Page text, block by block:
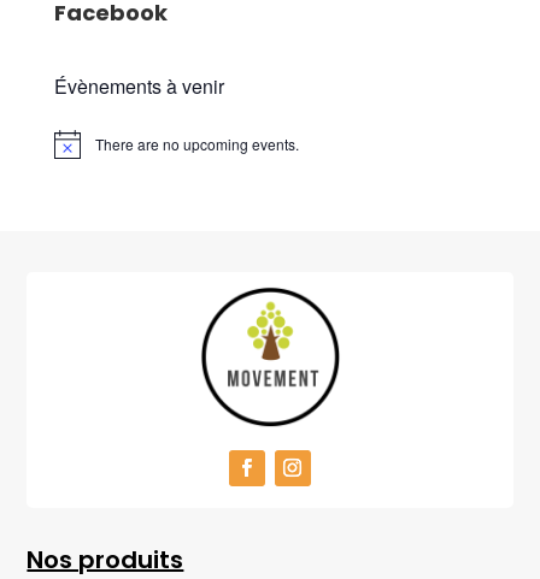
Facebook
Évènements à venir
There are no upcoming events.
Nos produits